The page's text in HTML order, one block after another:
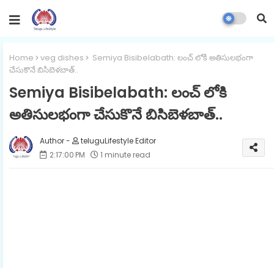
Home veg dishes
Semiya Bisibelabath: లంచ్ లోకి అతిసులభంగా
చేసుకొనే బిసిబెళబాత్..
Semiya Bisibelabath: లంచ్ లోకి
అతిసులభంగా చేసుకొనే బిసిబెళబాత్..
teluguLifestyle Editor
2:17:00 PM
1 minute read